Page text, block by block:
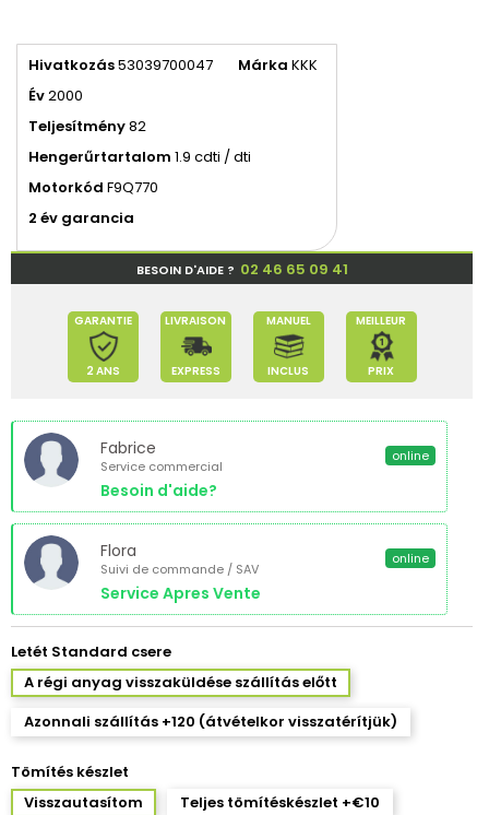
Hivatkozás53039700047 Márka KKK
Év2000
Teljesítmény82
Hengerűrtartalom 1.9 cdti / dti
Motorkód F9Q770
2 év garancia
BESOIN D'AIDE ? 02 46 65 09 41
GARANTIE
2 ANS
LIVRAISON
EXPRESS
MANUEL
INCLUS
MEILLEUR
PRIX
Fabrice
Service commercial
Besoin d'aide?
online
Flora
Suivi de commande / SAV
Service Apres Vente
online
Letét Standard csere
A régi anyag visszaküldése szállítás előtt
Azonnali szállítás +120 (átvételkor visszatérítjük)
Tömítés készlet
Visszautasítom
Teljes tömítéskészlet +€10